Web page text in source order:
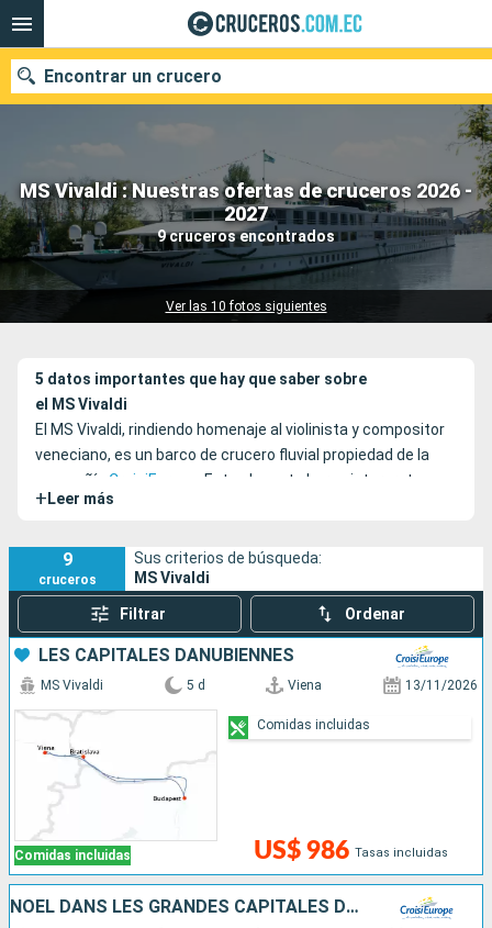
MS Vivaldi : Nuestras ofertas de cruceros 2026 -
2027
9 cruceros encontrados
Ver las 10 fotos siguientes
Encontrar un crucero
Nuestros destinos
Fecha de salida
5 datos importantes que hay que saber sobre
el MS Vivaldi
El MS Vivaldi, rindiendo homenaje al violinista y compositor
veneciano, es un barco de crucero fluvial propiedad de la
compañía CroisiEurope
. Este elegante barco interpreta su
bella partitura en las aguas del Mar Negro y el
de Europa.
+ Leer más
9
cruceros
Sus criterios de búsqueda:
MS Vivaldi
Filtrar Ordenar
LES CAPITALES DANUBIENNES
Comidas incluidas
MS Vivaldi 5 d Viena 13/11/2026
US$ 986 Tasas incluidas
Comidas incluidas
NOËL DANS LES GRANDES CAPITALES DANUBIENNES